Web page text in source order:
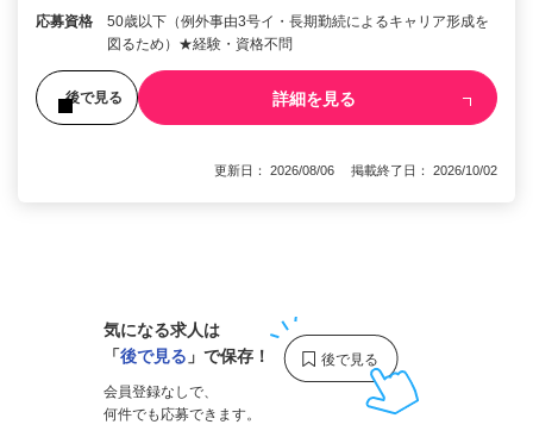
応募資格
50歳以下（例外事由3号イ・長期勤続によるキャリア形成を
図るため）★経験・資格不問
後で見る 詳細を見る
更新日： 2026/08/06 掲載終了日： 2026/10/02
気になる求人は
「後で見る 」で保存！
会員登録なしで、
何件でも応募できます。